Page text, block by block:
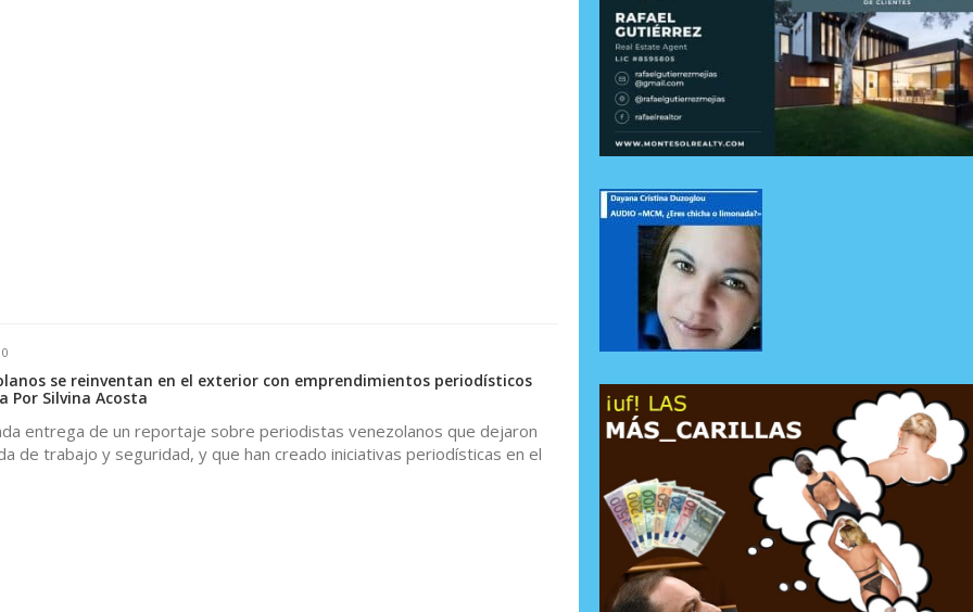
0
se reinventan en el exterior con emprendimientos periodísticos
Por Silvina Acosta
entrega de un reportaje sobre periodistas venezolanos que dejaron
de trabajo y seguridad, y que han creado iniciativas periodísticas en el